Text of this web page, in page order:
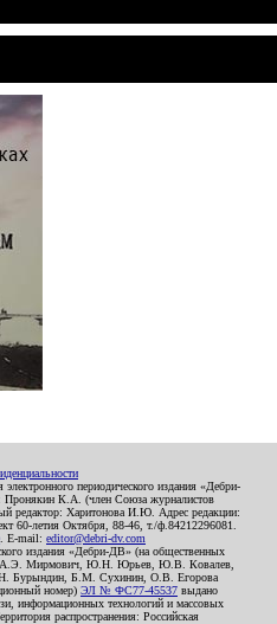
периодического издания «Дебри-
К.А. (член Союза журналистов
редактор: Харитонова И.Ю. Адрес редакции:
60-летия Октября, 88-46, т./ф.84212296081.
. E-mail: editor@debri-dv.com
издания «Дебри-ДВ» (на общественных
А.Э. Мирмович, Ю.Н. Юрьев, Ю.В. Ковалев,
Бурындин, Б.М. Сухинин, О.В. Егорова
номер) ЭЛ № ФС77-45537 выдано
информационных технологий и массовых
распространения: Российская